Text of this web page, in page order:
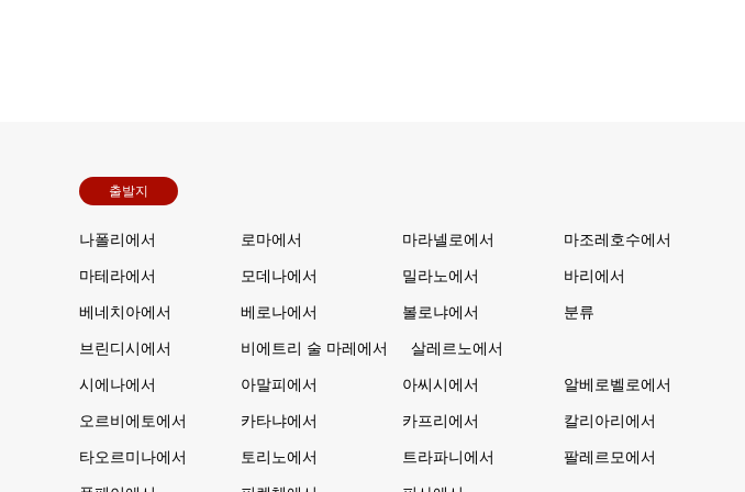
출발지
나폴리에서 로마에서 마라넬로에서 마조레호수에서
마테라에서 모데나에서 밀라노에서 바리에서
베네치아에서 베로나에서 볼로냐에서 분류
브린디시에서 비에트리 술 마레에서 살레르노에서
시에나에서 아말피에서 아씨시에서 알베로벨로에서
오르비에토에서 카타냐에서 카프리에서 칼리아리에서
타오르미나에서 토리노에서 트라파니에서 팔레르모에서